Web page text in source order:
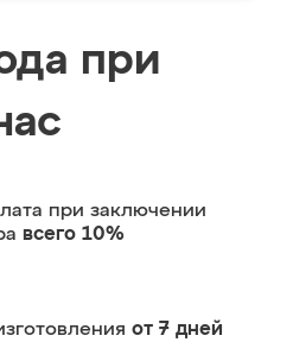
при
при заключении
всего 10%
от 7 дней